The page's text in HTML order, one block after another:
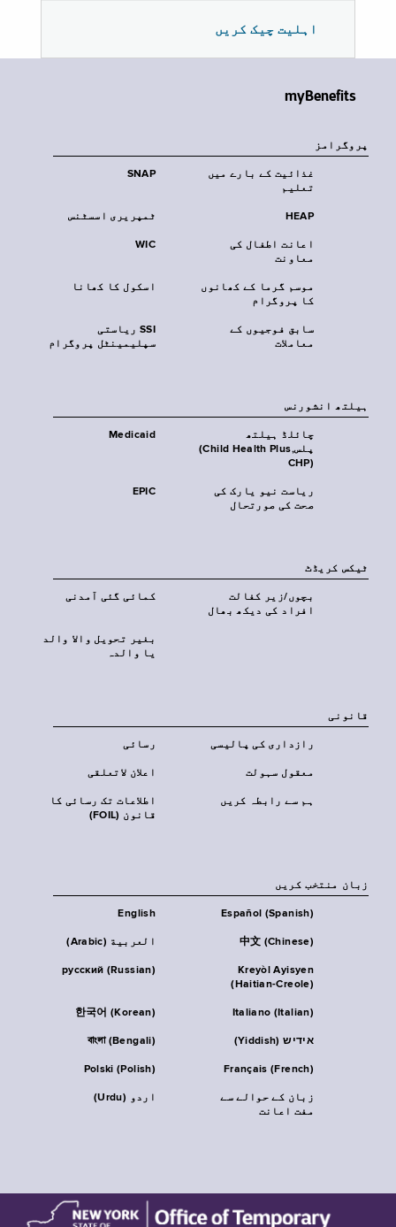
اہلیت چیک کریں
myBenefits
پروگرامز
SNAP
غذائیت کے بارے میں
تعلیم
ٹمپریری اسسٹنس HEAP
WIC
اعانت اطفال کی
معاونت
اسکول کا کھانا
موسم گرما کے کھانوں
کا پروگرام
SSI ریاستی
سپلیمینٹل پروگرام
سابق فوجیوں کے
معاملات
‏ہیلتھ انشورنس
Medicaid
چائلڈ ہیلتھ
پلس‎(Child Health Plus,
CHP)‎
EPIC
ریاست نیو یارک کی
صحت کی صورتحال
ٹیکس کریڈٹ
کمائی گئی آمدنی
بچوں/زیر کفالت
افراد کی دیکھ بھال
بغیر تحویل والا والد
یا والدہ
قانونی
رسائی رازداری کی پالیسی
اعلان لاتعلقی معقول سہولت
اطلاعات تک رسائی کا
قانون (FOIL)
ہم سے رابطہ کریں
زبان منتخب کریں
English Español (Spanish)
العربية (Arabic) 中文 (Chinese)
русский (Russian)
Kreyòl Ayisyen
(Haitian-Creole)
한국어 (Korean) Italiano (Italian)
বাংলা (Bengali) אידיש (Yiddish)
Polski (Polish) Français (French)
اردو (Urdu)
زبان کے حوالے سے
مفت اعانت